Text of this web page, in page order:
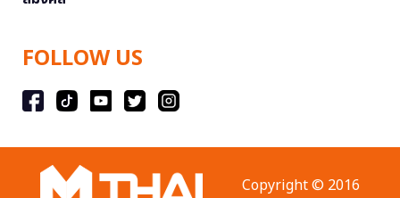
FOLLOW US
Copyright © 2016